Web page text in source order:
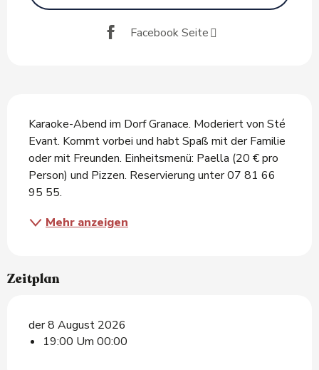
Facebook Seite
Karaoke-Abend im Dorf Granace. Moderiert von Sté
Evant. Kommt vorbei und habt Spaß mit der Familie
oder mit Freunden. Einheitsmenü: Paella (20 € pro
Person) und Pizzen. Reservierung unter 07 81 66
95 55.
Mehr anzeigen
Zeitplan
der 8 August 2026
19:00 Um 00:00